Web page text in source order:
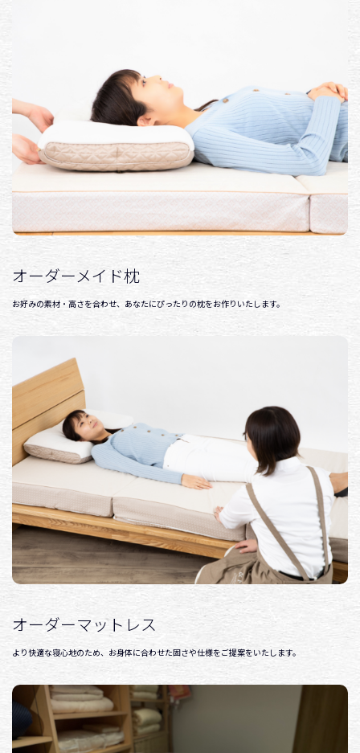
オーダーメイド枕
お好みの素材・高さを合わせ、あなたにぴったりの枕をお作りいたします。
オーダーマットレス
より快適な寝心地のため、お身体に合わせた固さや仕様をご提案をいたします。